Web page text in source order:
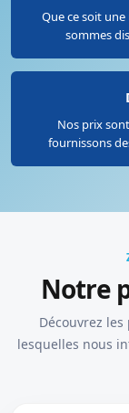
Que ce soit
sommes
Nos prix
fournissons
Notre
Découvrez
lesquelles nous